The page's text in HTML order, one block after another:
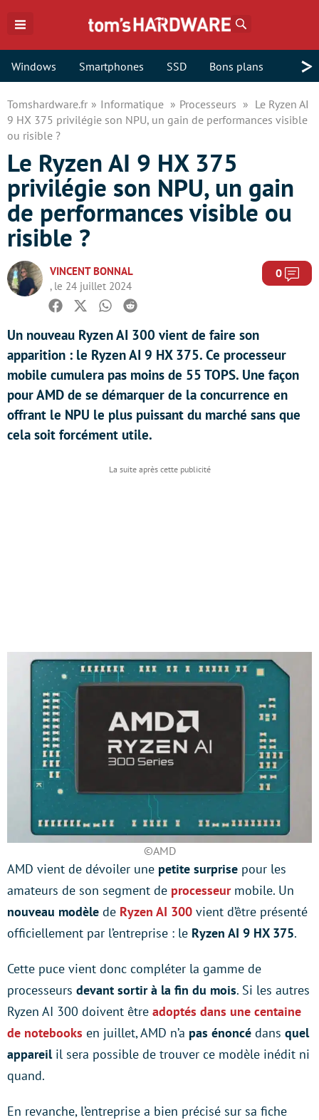
Windows Smartphones SSD Bons plans >
Tomshardware.fr Informatique Processeurs
Le Ryzen AI
9 HX 375 privilégie son NPU, un gain de performances visible
ou risible ?
Le Ryzen AI 9 HX 375
privilégie son NPU, un gain
de performances visible ou
risible ?
VINCENT BONNAL
, le 24 juillet 2024
0
Facebook
TwitterWhatsapp
Reddit
Un nouveau Ryzen AI 300 vient de faire son
apparition : le Ryzen AI 9 HX 375. Ce processeur
mobile cumulera pas moins de 55 TOPS. Une façon
pour AMD de se démarquer de la concurrence en
offrant le NPU le plus puissant du marché sans que
cela soit forcément utile.
©AMD
AMD vient de dévoiler une petite surprise pour les
amateurs de son segment de processeurmobile. Un
nouveau modèle de Ryzen AI 300 vient d’être présenté
officiellement par l’entreprise : le Ryzen AI 9 HX 375.
Cette puce vient donc compléter la gamme de
processeurs devant sortir à la fin du mois. Si les autres
Ryzen AI 300 doivent être adoptés dans une centaine
de notebooks en juillet, AMD n’a pas énoncé dans quel
appareilil sera possible de trouver ce modèle inédit ni
quand.
En revanche, l’entreprise a bien précisé sur sa fiche